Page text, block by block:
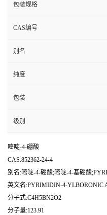
包装规格
CAS编号
别名
纯度
包装
级别
嘧啶-4-硼酸
CAS:852362-24-4
别名:嘧啶-4-硼酸;嘧啶-4-基硼酸
英文名:PYRIMIDIN-4-YLBORONIC
分子式:C4H5BN2O2
分子量:123.91